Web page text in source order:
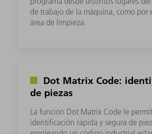
de trabajo de la máquina, como por
área de limpieza.
Dot Matrix Code:
de piezas
La función Dot Matrix Code le
identificación rápida y segura de